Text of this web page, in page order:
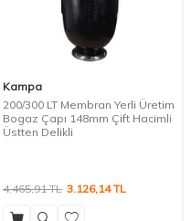
Kampa
200/300 LT Membran Yerli Üretim
Bogaz Çapı 148mm Çift Hacimli
Üstten Delikli
4.465,91TL 3.126,14TL